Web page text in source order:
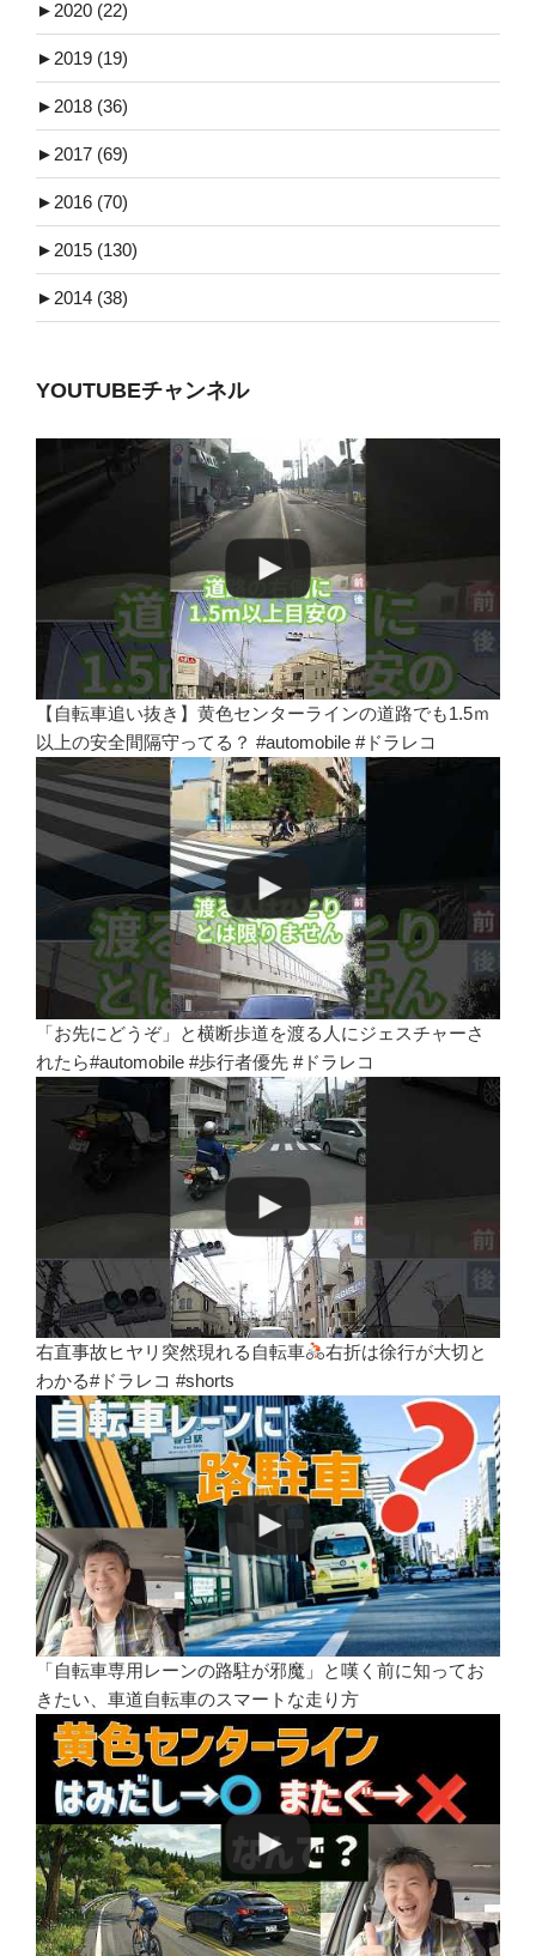
► 2020 (22)
► 2019 (19)
► 2018 (36)
► 2017 (69)
► 2016 (70)
► 2015 (130)
► 2014 (38)
YOUTUBEチャンネル
【自転車追い抜き】黄色センターラインの道路でも1.5ｍ
以上の安全間隔守ってる？ #automobile #ドラレコ
「お先にどうぞ」と横断歩道を渡る人にジェスチャーさ
れたら#automobile #歩行者優先 #ドラレコ
右直事故ヒヤリ突然現れる自転車
右折は徐行が大切と
わかる#ドラレコ #shorts
「自転車専用レーンの路駐が邪魔」と嘆く前に知ってお
きたい、車道自転車のスマートな走り方